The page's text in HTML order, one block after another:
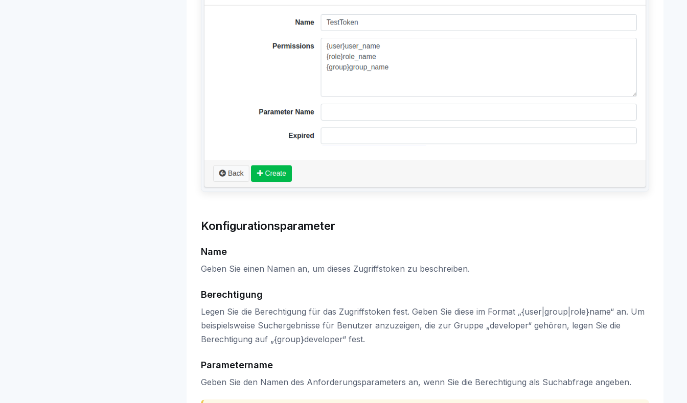
Konfigurationsparameter
Name
Geben Sie einen Namen an, um dieses Zugriffstoken zu beschreiben.
Berechtigung
Legen Sie die Berechtigung für das Zugriffstoken fest. Geben Sie diese im Format „{user|group|role}name“ an. Um
beispielsweise Suchergebnisse für Benutzer anzuzeigen, die zur Gruppe „developer“ gehören, legen Sie die
Berechtigung auf „{group}developer“ fest.
Parametername
Geben Sie den Namen des Anforderungsparameters an, wenn Sie die Berechtigung als Suchabfrage angeben.